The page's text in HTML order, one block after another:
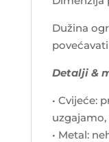
Dužina
Detalji &
• Cvijeće:
• Metal: